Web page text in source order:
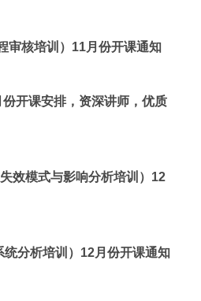
审核培训）11月份开课通知
开课安排，资深讲师，优质
效模式与影响分析培训）12
分析培训）12月份开课通知